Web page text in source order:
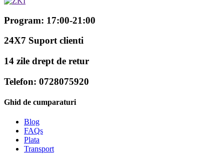
Program: 17:00-21:00
24X7 Suport clienti
14 zile drept de retur
Telefon: 0728075920
Ghid de cumparaturi
Blog
FAQs
Plata
Transport